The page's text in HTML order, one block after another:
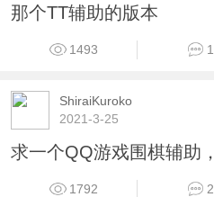
那个TT辅助的版本
1493 1
ShiraiKuroko
2021-3-25
求一个QQ游戏围棋辅助，
1792 2